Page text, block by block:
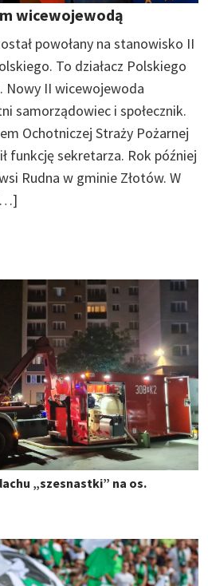
wicewojewodą
powołany na stanowisko II
To działacz Polskiego
II wicewojewoda
samorządowiec i społecznik.
Ochotniczej Straży Pożarnej
funkcję sekretarza. Rok później
Rudna w gminie Złotów. W
„szesnastki” na os.